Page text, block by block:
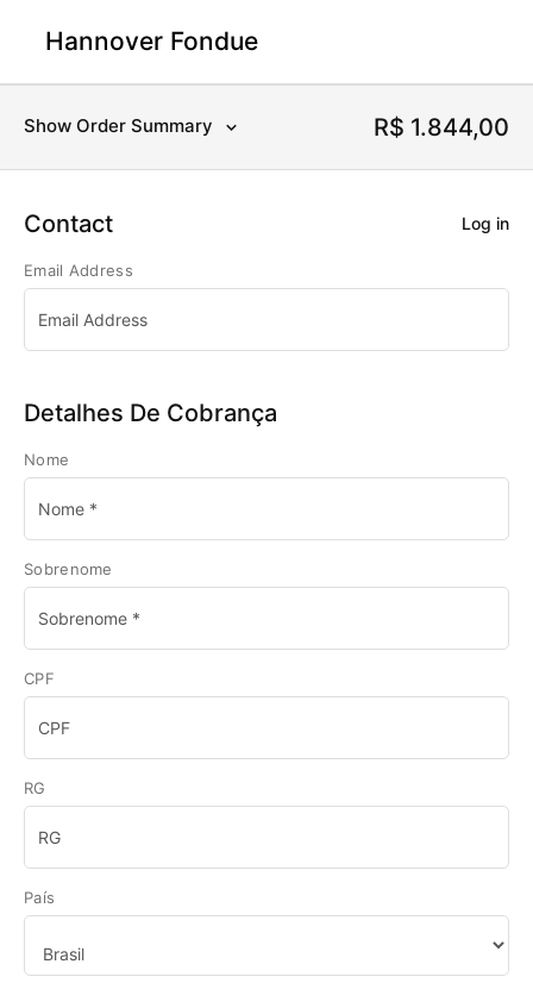
Hannover Fondue
Show Order Summary R$ 1.844,00
Contact Log in
Email Address
Detalhes De Cobrança
Nome
Sobrenome
CPF
RG
País